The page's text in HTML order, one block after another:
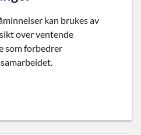
kan brukes av
over ventende
som forbedrer